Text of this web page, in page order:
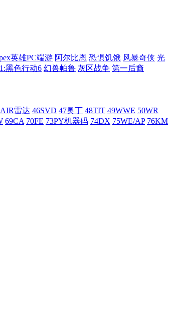
英雄PC端游 阿尔比恩 恐惧饥饿 风暴奇侠 光
黑色行动6 幻兽帕鲁 灰区战争 第一后裔
雷达 46SVD 47奥丁 48TIT 49WWE 50WR
69CA 70FE 73PY机器码 74DX 75WE/AP 76KM